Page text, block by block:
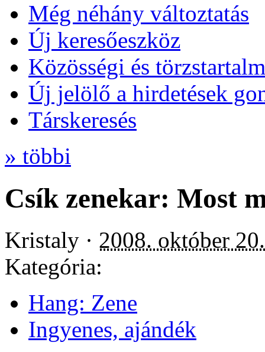
Még néhány változtatás
Új keresőeszköz
Közösségi és
Új jelölő a hirdetések
Társkeresés
» többi
Csík zenekar: Most
Kristaly · 2008. október
Kategória:
Hang: Zene
Ingyenes, ajándék